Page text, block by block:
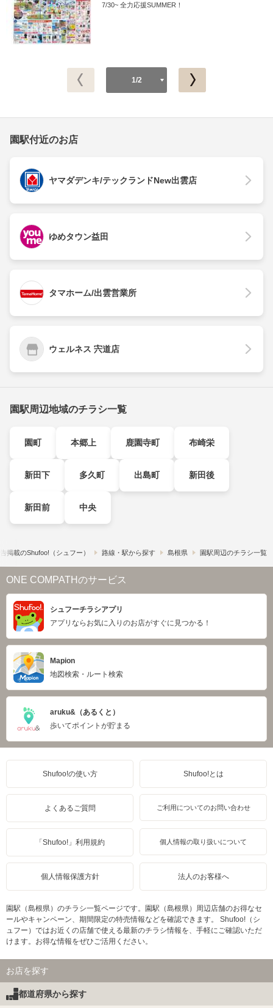
7/30~ 全力応援SUMMER！
1/2
園駅付近のお店
ヤマダデンキ/テックランドNew出雲店
ゆめタウン益田
タマホーム/出雲営業所
ウェルネス 宍道店
園駅周辺地域のチラシ一覧
園町 本郷上 鹿園寺町 布崎栄
新田下 多久町 出島町 新田後
新田前 中央
掲載の​Shufoo!​（シュフー） 路線・駅から探す 島根県 園駅周辺のチラシ一覧
ONE COMPATHのサービス
シュフーチラシアプリ
アプリならお気に入りのお店がすぐに見つかる！
Mapion
地図検索・ルート検索
aruku&（あるくと）
歩いてポイントが貯まる
Shufoo!の使い方 Shufoo!とは
よくあるご質問 ご利用についてのお問い合わせ
「Shufoo!」利用規約 個人情報の取り扱いについて
個人情報保護方針 法人のお客様へ
園駅（島根県）のチラシ一覧ページです。園駅（島根県）周辺店舗のお得なセ
ールやキャンペーン、期間限定の特売情報などを確認できます。 Shufoo!（シ
ュフー）ではお近くの店舗で使える最新のチラシ情報を、手軽にご確認いただ
けます。お得な情報をぜひご活用ください。
お店を探す
都道府県から探す